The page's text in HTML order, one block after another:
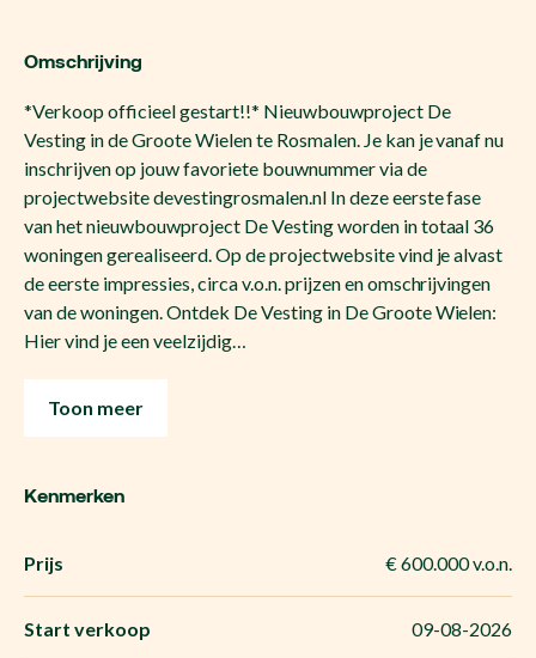
Omschrijving
*Verkoop officieel gestart!!* Nieuwbouwproject De
Vesting in de Groote Wielen te Rosmalen. Je kan je vanaf nu
inschrijven op jouw favoriete bouwnummer via de
projectwebsite devestingrosmalen.nl In deze eerste fase
van het nieuwbouwproject De Vesting worden in totaal 36
woningen gerealiseerd. Op de projectwebsite vind je alvast
de eerste impressies, circa v.o.n. prijzen en omschrijvingen
van de woningen. Ontdek De Vesting in De Groote Wielen:
Hier vind je een veelzijdig…
Toon meer
Kenmerken
Prijs € 600.000 v.o.n.
Start verkoop 09-08-2026